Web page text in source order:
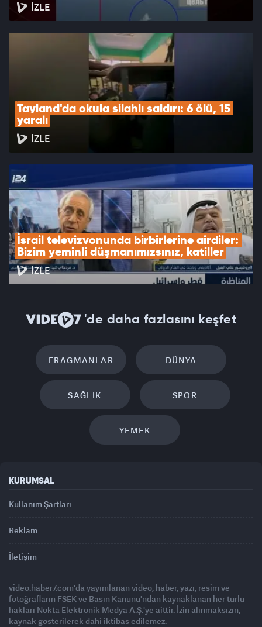
İZLE
Tayland'da okula silahlı saldırı: 6 ölü, 15
yaralı
İZLE
İsrail televizyonunda birbirlerine girdiler:
Bizim yeminli düşmanımızsınız, katiller
İZLE
'de daha fazlasını keşfet
FRAGMANLAR DÜNYA
SAĞLIK SPOR
YEMEK
KURUMSAL
Kullanım Şartları
Reklam
İletişim
video.haber7.com'da yayımlanan video, haber, yazı, resim ve
fotoğrafların FSEK ve Basın Kanunu'ndan kaynaklanan her türlü
hakları Nokta Elektronik Medya A.Ş.'ye aittir. İzin alınmaksızın,
kaynak gösterilerek dahi iktibas edilemez.